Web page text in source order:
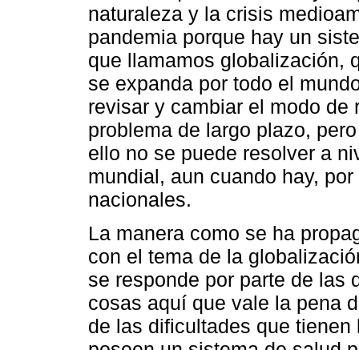
naturaleza y la crisis
pandemia porque hay un
que llamamos globalización,
se expanda por todo el
revisar y cambiar el modo
problema de largo plazo,
ello no se puede resolver a
mundial, aun cuando hay,
nacionales.
La manera como se ha
con el tema de la
se responde por parte de las
cosas aquí que vale la pena
de las dificultades que